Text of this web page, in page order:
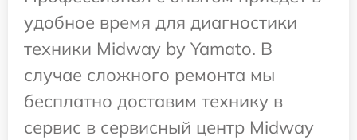
удобное время для диагностики
техники Midway by Yamato. В
случае сложного ремонта мы
бесплатно доставим технику в
сервис в сервисный центр Midway